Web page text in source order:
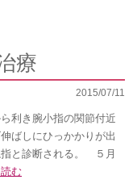
療
2015/07/11
利き腕小指の関節付近
ばしにひっかかりが出
と診断される。 ５月
む